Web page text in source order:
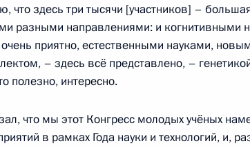
линии Московского метрополитена
2021 года, 16:35 Сочи
индийские переговоры
что здесь три тысячи [участников] –
разными направлениями: и когнитивными
очень приятно, естественными науками,
– здесь всё представлено, –
полезно, интересно.
что мы этот Конгресс молодых учёных
в рамках Года науки и технологий, и,